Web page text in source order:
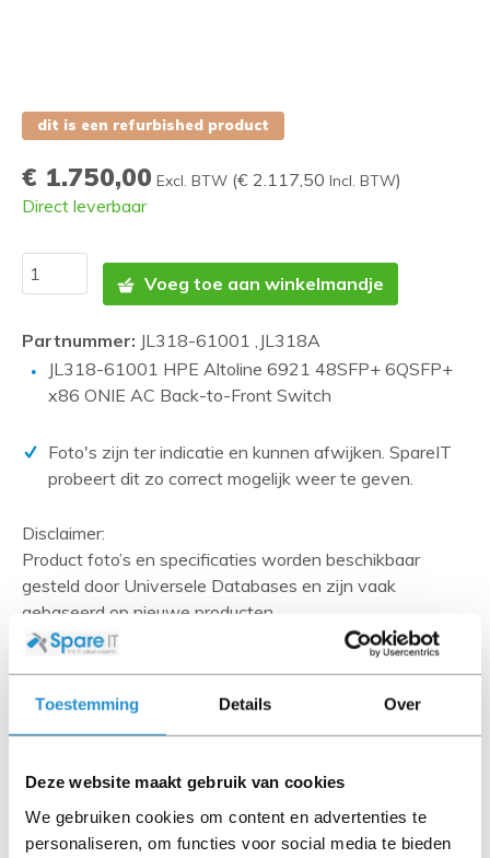
Toestemming Details Over
Deze website maakt gebruik van cookies
We gebruiken cookies om content en advertenties te
personaliseren, om functies voor social media te bieden
dit is een refurbished product
€ 1.750,00 Excl. BTW (€ 2.117,50 Incl. BTW)
Direct leverbaar
Voeg toe aan winkelmandje
Partnummer: JL318-61001 ,JL318A
JL318-61001 HPE Altoline 6921 48SFP+ 6QSFP+
x86 ONIE AC Back-to-Front Switch
Foto's zijn ter indicatie en kunnen afwijken. SpareIT
probeert dit zo correct mogelijk weer te geven.
Disclaimer:
Product foto’s en specificaties worden beschikbaar
gesteld door Universele Databases en zijn vaak
gebaseerd op nieuwe producten.
Wanneer het artikel een 'Refurbished product' betreft is
deze door ons getest en heeft het een A-grade conditie
kabels, software media en handleidingen niet inbegrepen
(tenzij anders aangegeven).
Let goed op de productbeschrijving en neem bij vragen
contact op met ons.